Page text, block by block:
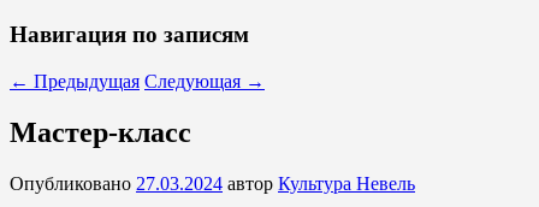
Навигация по записям
← Предыдущая Следующая →
Мастер-класс
Опубликовано 27.03.2024 автор Культура Невель